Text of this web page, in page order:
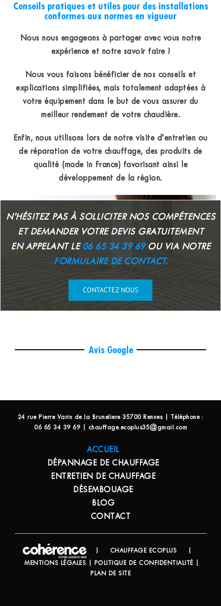
Conseils pratiques et utiles pour des installations
conformes aux normes en vigueur
Nous nous engageons à partager avec vous notre
expérience et notre savoir faire !
Nous vous faisons bénéficier de nos conseils et
explications simplifiées, mais totalement adaptées à
votre équipement dans le but de vous assurer du
meilleur rendement de votre chaudière.
Enfin, nous utilisons lors de notre visite d’entretien ou
de réparation de votre chauffage, des produits de
qualité (made in France) favorisant ainsi le
développement de la région.
N’HÉSITEZ PAS À SOLLICITER NOS COMPÉTENCES
ET DEMANDER VOTRE DEVIS GRATUITEMENT
EN APPELANT LE 06 65 34 39 69OU VIA NOTRE
FORMULAIRE DE CONTACT.
CONTACTEZ NOUS
Avis Google
24 rue Pierre Varin de la Bruneliere 35700 Rennes | Téléphone :
06 65 34 39 69 | chauffage.ecoplus35@gmail.com
ACCUEIL
DÉPANNAGE DE CHAUFFAGE
ENTRETIEN DE CHAUFFAGE
DÉSEMBOUAGE
BLOG
CONTACT
CHAUFFAGE ECOPLUS
MENTIONS LÉGALES POLITIQUE DE CONFIDENTIALITÉ
PLAN DE SITE